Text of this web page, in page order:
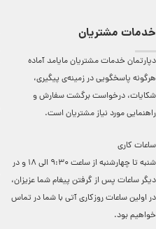
خدمات مشتریان
دپارتمان خدمات مشتریان مایامد آماده
هرگونه پاسخگویی در زمینه‌ی پیگیری،
شکایات، درخواست برگشت سفارش و
راهنمایی مورد نیاز مشتریان است.
ساعات کاری
شنبه تا چهارشنبه از ساعت 9:30 الی 18 و در
دیگر ساعات ‌پس از گرفتن پیغام شما عزیزان،
در اولین ساعات روزکاری آتی با شما در تماس
خواهیم بود.